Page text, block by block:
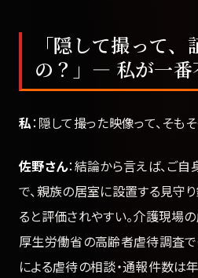
「隠して撮って、
の？」— 私が一番
私：隠して撮った映像って、そも
佐野さん：結論から言えば、ご
で、親族の居室に設置する見守
ると評価されやすい。介護現場
厚生労働省の高齢者虐待調査
による虐待の相談・通報件数は